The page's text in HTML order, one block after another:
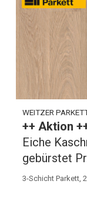
WEITZER
++ Aktion
Eiche
gebürstet
3-Schicht Parkett,